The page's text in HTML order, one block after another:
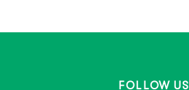
FOLLOW US